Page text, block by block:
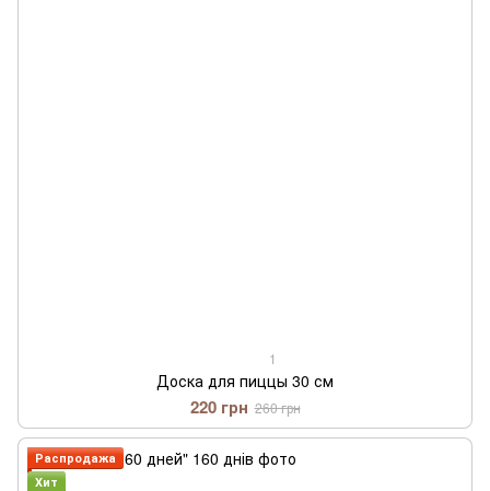
1
Доска для пиццы 30 см
220 грн 260 грн
Распродажа
Хит